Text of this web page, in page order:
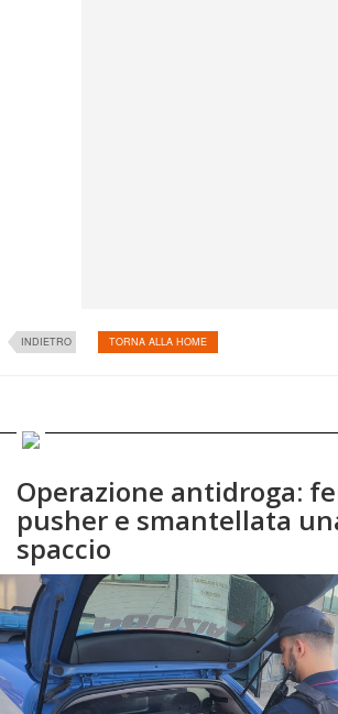
INDIETRO TORNA ALLA HOME
Operazione antidroga:
pusher e smantellata
spaccio